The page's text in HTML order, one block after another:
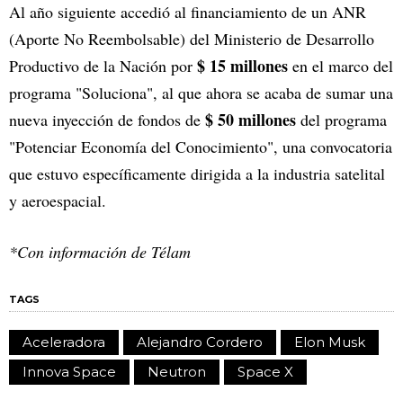
Al año siguiente accedió al financiamiento de un ANR
(Aporte No Reembolsable) del Ministerio de Desarrollo
Productivo de la Nación por $ 15 millones en el marco del
programa "Soluciona", al que ahora se acaba de sumar una
nueva inyección de fondos de $ 50 millones del programa
"Potenciar Economía del Conocimiento", una convocatoria
que estuvo específicamente dirigida a la industria satelital
y aeroespacial.
*Con información de Télam
TAGS
Aceleradora Alejandro Cordero
Elon Musk
Innova Space
Neutron Space X